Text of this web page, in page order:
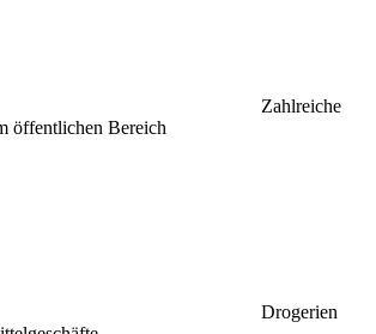
Zahlreiche
öffentlichen Bereich
Drogerien